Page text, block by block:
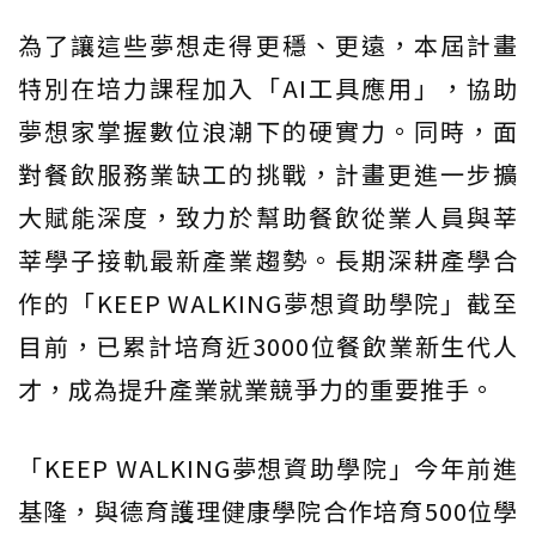
為了讓這些夢想走得更穩、更遠，本屆計畫
特別在培力課程加入「AI工具應用」，協助
夢想家掌握數位浪潮下的硬實力。同時，面
對餐飲服務業缺工的挑戰，計畫更進一步擴
大賦能深度，致力於幫助餐飲從業人員與莘
莘學子接軌最新產業趨勢。長期深耕產學合
作的「KEEP WALKING夢想資助學院」截至
目前，已累計培育近3000位餐飲業新生代人
才，成為提升產業就業競爭力的重要推手。
「KEEP WALKING夢想資助學院」今年前進
基隆，與德育護理健康學院合作培育500位學